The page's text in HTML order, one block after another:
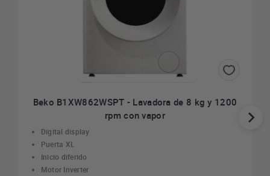
Beko B1XW862WSPT - Lavadora de 8 kg y 1200
rpm con vapor
Digital display
Puerta XL
Inicio diferido
Motor Inverter